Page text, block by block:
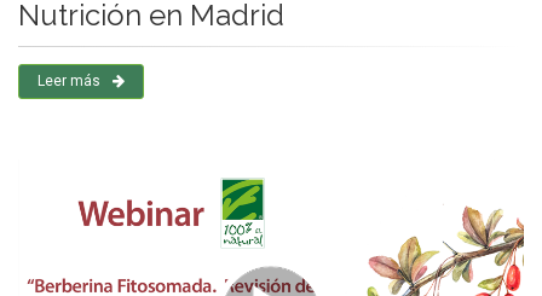
Nutrición en Madrid
Leer más